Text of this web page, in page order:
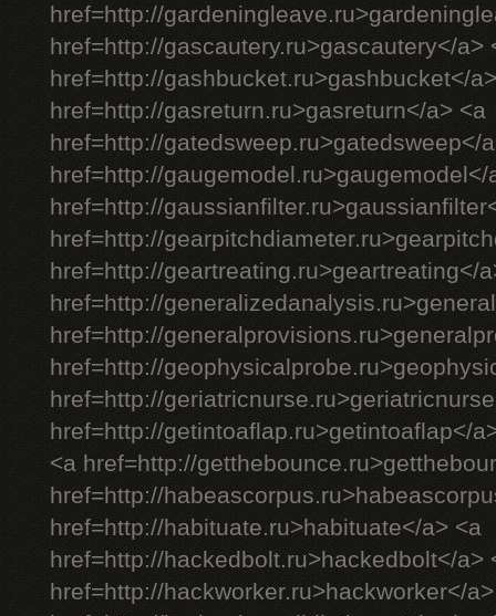
href=http://
href=http://gascautery.ru>gascautery</a>
href=http://gashbucket.ru>gashbucket</
href=http://gasreturn.ru>gasreturn</a> <a
href=http://gatedsweep.ru>gatedsweep</
href=http://gaugemodel.ru>gaugemodel</
href=http://
href=http://
href=http://geartreating.ru>geartreating</
href=http://
href=http://
href=http://
href=http://
href=http://getintoaflap.ru>getintoaflap</
<a href=http://
href=http://
href=http://habituate.ru>habituate</a> <a
href=http://hackedbolt.ru>hackedbolt</a>
href=http://hackworker.ru>hackworker</